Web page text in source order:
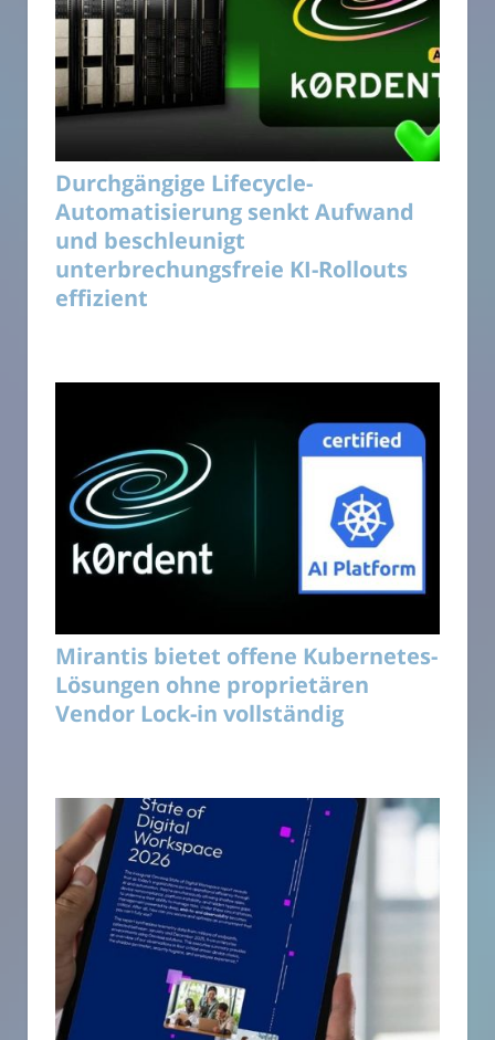
Durchgängige Lifecycle-
Automatisierung senkt Aufwand
und beschleunigt
unterbrechungsfreie KI-Rollouts
effizient
Mirantis bietet offene Kubernetes-
Lösungen ohne proprietären
Vendor Lock-in vollständig